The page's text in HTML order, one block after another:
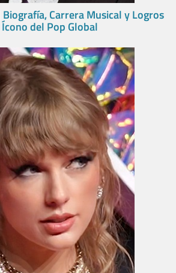
Biografía, Carrera Musical y Logros
del Pop Global